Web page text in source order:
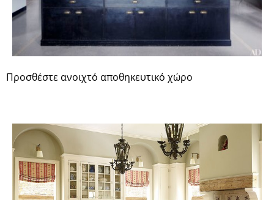
Προσθέστε ανοιχτό αποθηκευτικό χώρο